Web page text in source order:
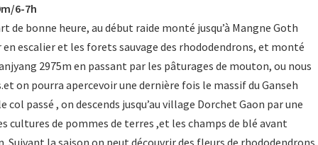
6-7h
de bonne heure, au début raide monté jusqu’à Mangne Goth
escalier et les forets sauvage des rhododendrons, et monté
2975m en passant par les pâturages de mouton, ou nous
on pourra apercevoir une dernière fois le massif du Ganseh
passé , on descends jusqu’au village Dorchet Gaon par une
cultures de pommes de terres ,et les champs de blé avant
Suivant la saison on peut découvrir des fleurs de rhododendrons,